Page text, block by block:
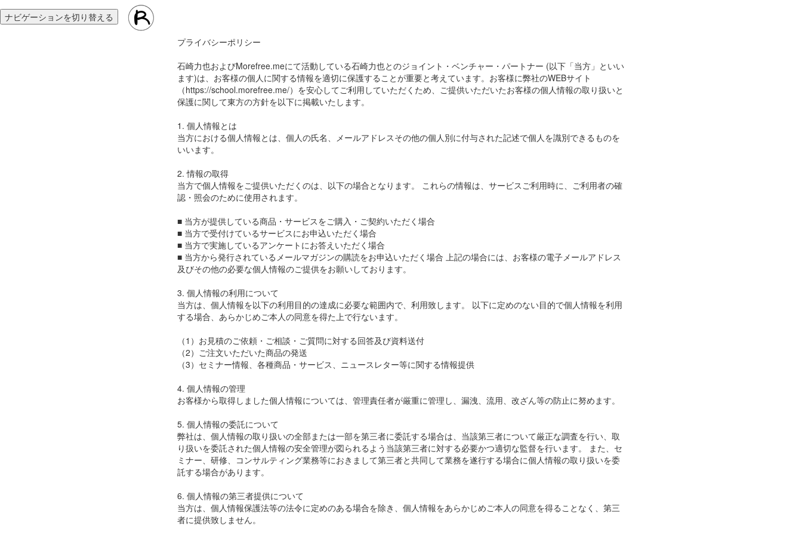
ナビゲーションを切り替える
プライバシーポリシー
石崎力也およびMorefree.meにて活動している石崎力也とのジョイント・ベンチャー・パートナー (以下「当方」といい
ます)は、お客様の個人に関する情報を適切に保護することが重要と考えています。お客様に弊社のWEBサイト
（https://school.morefree.me/）を安心してご利用していただくため、ご提供いただいたお客様の個人情報の取り扱いと
保護に関して東方の方針を以下に掲載いたします。
1. 個人情報とは
当方における個人情報とは、個人の氏名、メールアドレスその他の個人別に付与された記述で個人を識別できるものを
いいます。
2. 情報の取得
当方で個人情報をご提供いただくのは、以下の場合となります。 これらの情報は、サービスご利用時に、ご利用者の確
認・照会のために使用されます。
■ 当方が提供している商品・サービスをご購入・ご契約いただく場合
■ 当方で受付けているサービスにお申込いただく場合
■ 当方で実施しているアンケートにお答えいただく場合
■ 当方から発行されているメールマガジンの購読をお申込いただく場合 上記の場合には、お客様の電子メールアドレス
及びその他の必要な個人情報のご提供をお願いしております。
3. 個人情報の利用について
当方は、個人情報を以下の利用目的の達成に必要な範囲内で、利用致します。 以下に定めのない目的で個人情報を利用
する場合、あらかじめご本人の同意を得た上で行ないます。
（1）お見積のご依頼・ご相談・ご質問に対する回答及び資料送付
（2）ご注文いただいた商品の発送
（3）セミナー情報、各種商品・サービス、ニュースレター等に関する情報提供
4. 個人情報の管理
お客様から取得しました個人情報については、管理責任者が厳重に管理し、漏洩、流用、改ざん等の防止に努めます。
5. 個人情報の委託について
弊社は、個人情報の取り扱いの全部または一部を第三者に委託する場合は、当該第三者について厳正な調査を行い、取
り扱いを委託された個人情報の安全管理が図られるよう当該第三者に対する必要かつ適切な監督を行います。 また、セ
ミナー、研修、コンサルティング業務等におきまして第三者と共同して業務を遂行する場合に個人情報の取り扱いを委
託する場合があります。
6. 個人情報の第三者提供について
当方は、個人情報保護法等の法令に定めのある場合を除き、個人情報をあらかじめご本人の同意を得ることなく、第三
者に提供致しません。